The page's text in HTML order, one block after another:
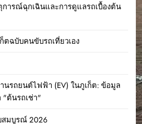
ารณ์ฉุกเฉินและการดูแลรถเบื้องต้น
ตฉบับคนขับรถเที่ยวเอง
นรถยนต์ไฟฟ้า (EV) ในภูเก็ต: ข้อมูล
"ต้นรถเช่า"
สมบูรณ์ 2026